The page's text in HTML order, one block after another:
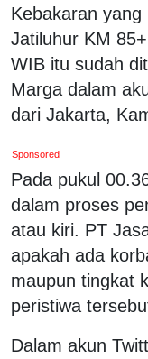
Kebakaran
Jatiluhur KM
WIB itu sudah
Marga dalam
dari Jakarta,
Sponsored
Pada pukul
dalam proses
atau kiri. PT
apakah ada
maupun tingkat
peristiwa
Dalam akun